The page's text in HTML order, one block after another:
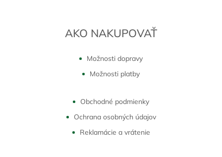
AKO NAKUPOVAŤ
Možnosti dopravy
Možnosti platby
Obchodné podmienky
Ochrana osobných údajov
Reklamácie a vrátenie